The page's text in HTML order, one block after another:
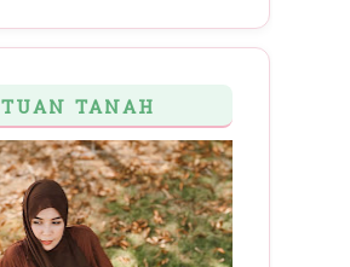
TUAN TANAH